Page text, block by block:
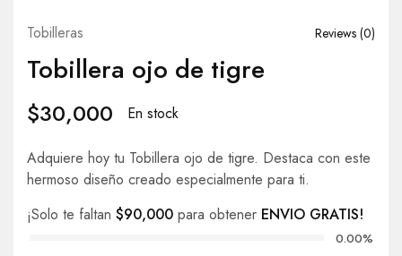
Tobilleras Reviews (0)
Tobillera ojo de tigre
$30,000 En stock
Adquiere hoy tu Tobillera ojo de tigre. Destaca con este
hermoso diseño creado especialmente para ti.
¡Solo te faltan $90,000 para obtener ENVIO GRATIS!
0.00%